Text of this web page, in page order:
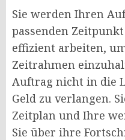
Sie werden Ihren
passenden
effizient arbeiten,
Zeitrahmen
Auftrag nicht in die
Geld zu verlangen.
Zeitplan und Ihre
Sie über ihre